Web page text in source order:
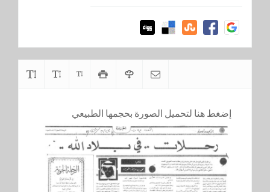
إضغط هنا لتحميل الصورة بحجمها الطبيعي